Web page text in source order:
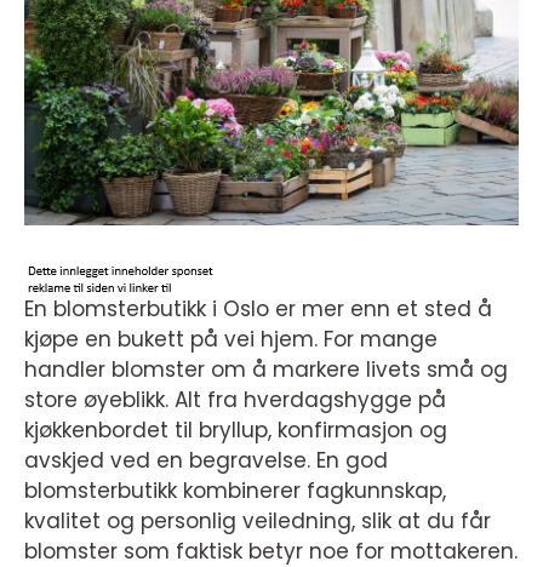
En blomsterbutikk i Oslo er mer enn et sted å
kjøpe en bukett på vei hjem. For mange
handler blomster om å markere livets små og
store øyeblikk. Alt fra hverdagshygge på
kjøkkenbordet til bryllup, konfirmasjon og
avskjed ved en begravelse. En god
blomsterbutikk kombinerer fagkunnskap,
kvalitet og personlig veiledning, slik at du får
blomster som faktisk betyr noe for mottakeren.